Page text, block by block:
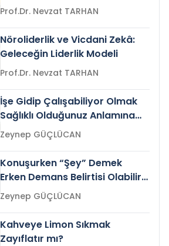
Prof.Dr. Nevzat TARHAN
Nöroliderlik ve Vicdani Zekâ:
Geleceğin Liderlik Modeli
Prof.Dr. Nevzat TARHAN
İşe Gidip Çalışabiliyor Olmak
Sağlıklı Olduğunuz Anlamına
Gelir mi?Zeynep GÜÇLÜCAN
Konuşurken “Şey” Demek
Erken Demans Belirtisi Olabilir
mi?
Zeynep GÜÇLÜCAN
Kahveye Limon Sıkmak
Zayıflatır mı?